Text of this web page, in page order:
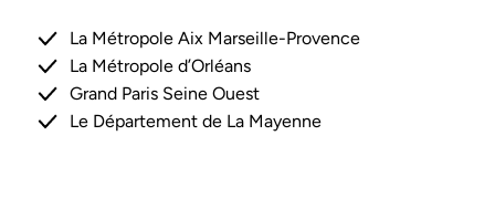
La Métropole Aix Marseille-Provence
La Métropole d’Orléans
Grand Paris Seine Ouest
Le Département de La Mayenne